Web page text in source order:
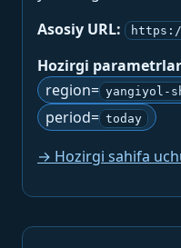
Asosiy URL:
Hozirgi
region= yangiyol-
period= today
→ Hozirgi sahifa